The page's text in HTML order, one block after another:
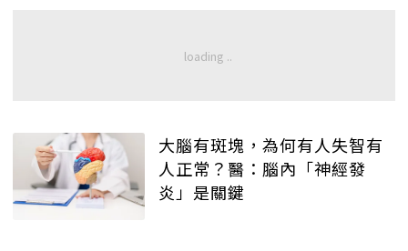
大腦有斑塊，為何有人失智有
人正常？醫：腦內「神經發
炎」是關鍵